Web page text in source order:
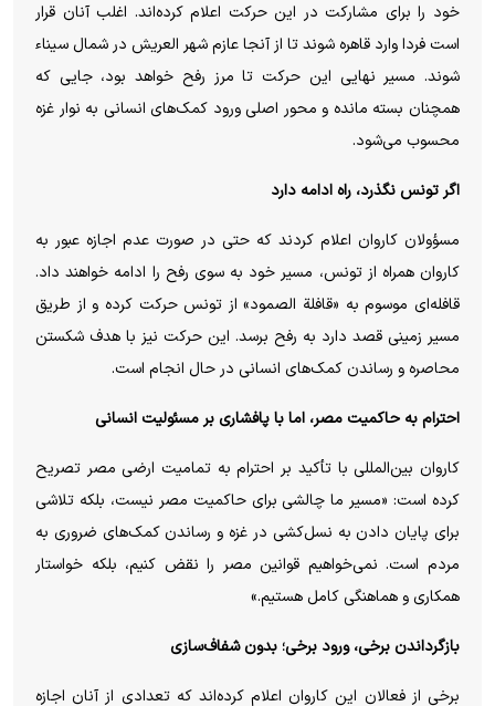
خود را برای مشارکت در این حرکت اعلام کرده‌اند. اغلب آنان قرار
است فردا وارد قاهره شوند تا از آنجا عازم شهر العریش در شمال سیناء
شوند. مسیر نهایی این حرکت تا مرز رفح خواهد بود، جایی که
همچنان بسته مانده و محور اصلی ورود کمک‌های انسانی به نوار غزه
محسوب می‌شود.
اگر تونس نگذرد، راه ادامه دارد
مسؤولان کاروان اعلام کردند که حتی در صورت عدم اجازه عبور به
کاروان همراه از تونس، مسیر خود به سوی رفح را ادامه خواهند داد.
قافله‌ای موسوم به «قافلة الصمود» از تونس حرکت کرده و از طریق
مسیر زمینی قصد دارد به رفح برسد. این حرکت نیز با هدف شکستن
محاصره و رساندن کمک‌های انسانی در حال انجام است.
احترام به حاکمیت مصر، اما با پافشاری بر مسئولیت انسانی
کاروان بین‌المللی با تأکید بر احترام به تمامیت ارضی مصر تصریح
کرده است: «مسیر ما چالشی برای حاکمیت مصر نیست، بلکه تلاشی
برای پایان دادن به نسل‌کشی در غزه و رساندن کمک‌های ضروری به
مردم است. نمی‌خواهیم قوانین مصر را نقض کنیم، بلکه خواستار
همکاری و هماهنگی کامل هستیم.»
بازگرداندن برخی، ورود برخی؛ بدون شفاف‌سازی
برخی از فعالان این کاروان اعلام کرده‌اند که تعدادی از آنان اجازه